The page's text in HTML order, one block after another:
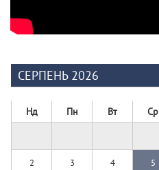
СЕРПЕНЬ 2026
Нд Пн Вт Ср
2 3 4 5